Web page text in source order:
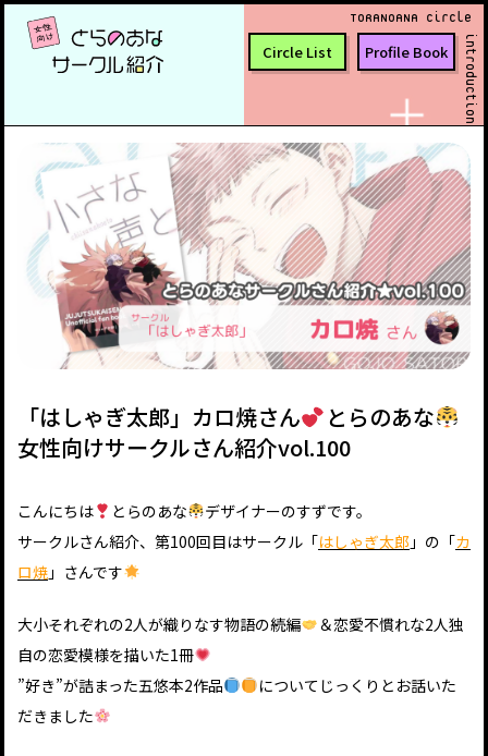
TORANOANA Circle
introduction
Circle List Profile Book
「はしゃぎ太郎」カロ焼さん
とらのあな
女性向けサークルさん紹介vol.100
こんにちは とらのあな
デザイナーのすずです。
サークルさん紹介、第100回目はサークル「はしゃぎ太郎 」の「カ
ロ焼 」さんです
大小それぞれの2人が織りなす物語の続編
＆恋愛不慣れな2人独
自の恋愛模様を描いた1冊
”好き”が詰まった五悠本2作品
についてじっくりとお話いた
だきました